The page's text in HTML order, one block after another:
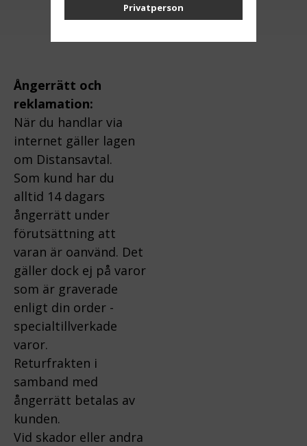
Ångerrätt och
reklamation:
När du handlar via
internet gäller lagen
om Distansavtal.
Som kund har du
alltid 14 dagars
ångerrätt under
förutsättning att
varan är oanvänd. Det
gäller dock ej på varor
som är graverade
enligt din order -
specialtillverkade
varor.
Returfrakten i
samband med
ångerrätt betalas av
kunden.
Vid skador eller andra
Privatperson